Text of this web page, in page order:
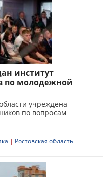
институт
по молодежной
учреждена
по вопросам
| Ростовская область